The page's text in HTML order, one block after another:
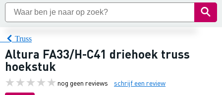
Truss
Altura FA33/H-C41 driehoek truss
hoekstuk
nog geen reviews schrijf een review